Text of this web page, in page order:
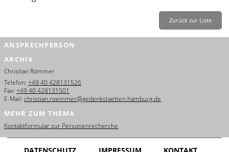
Français
Dansk
Español
Leichte Sprache
Zurück zur Liste
ANSPRECHPERSON
ARCHIV
Christian Römmer
Telefon: +49 40 428131526
Fax: +49 40 428131501
E-Mail: christian.roemmer@gedenkstaetten.hamburg.de
MEHR ZUM THEMA
Kontaktformular zur Personenrecherche